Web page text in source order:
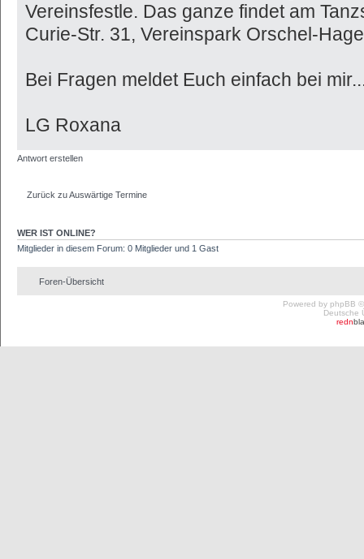
Vereinsfestle. Das ganze findet am
Curie-Str. 31, Vereinspark Orschel-
Bei Fragen meldet Euch einfach bei
LG Roxana
Antwort erstellen
Zurück zu Auswärtige Termine
WER IST ONLINE?
Mitglieder in diesem Forum: 0 Mitglieder und 1 Gast
Foren-Übersicht
Powered by phpBB
Deutsche
redn